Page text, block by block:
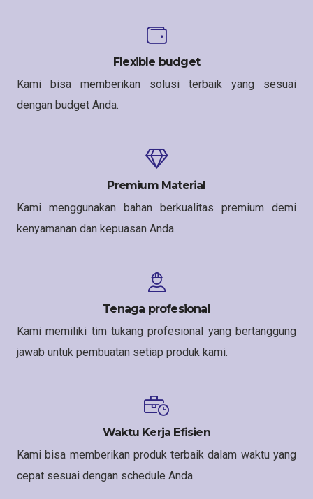
Flexible budget
Kami bisa memberikan solusi terbaik yang sesuai
dengan budget Anda.
Premium Material
Kami menggunakan bahan berkualitas premium demi
kenyamanan dan kepuasan Anda.
Tenaga profesional
Kami memiliki tim tukang profesional yang bertanggung
jawab untuk pembuatan setiap produk kami.
Waktu Kerja Efisien
Kami bisa memberikan produk terbaik dalam waktu yang
cepat sesuai dengan schedule Anda.